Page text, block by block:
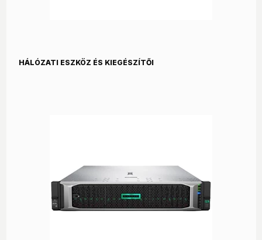
HÁLÓZATI ESZKÖZ ÉS KIEGÉSZÍTŐI